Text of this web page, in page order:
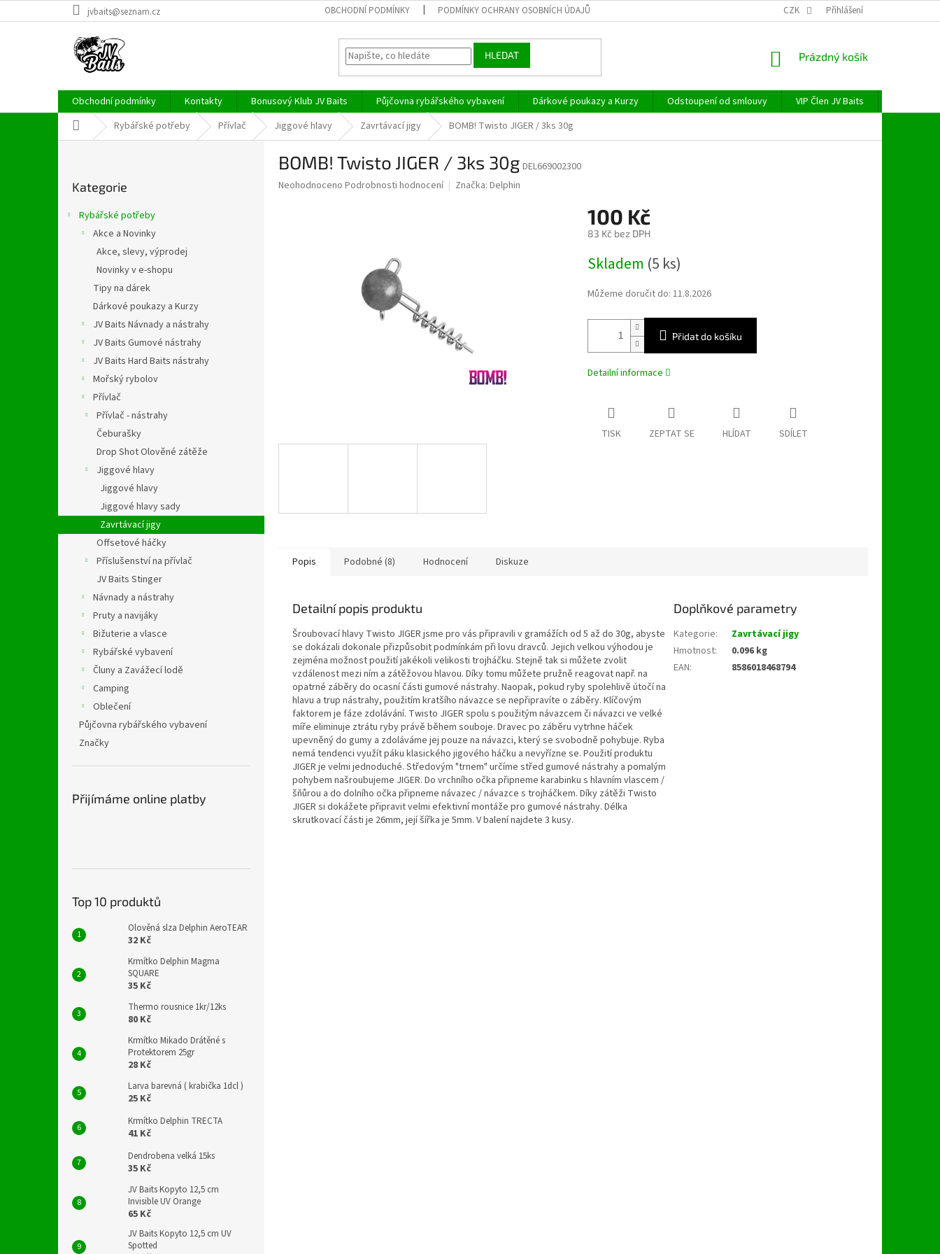
na
jvbaits@seznam.cz OBCHODNÍ PODMÍNKY PODMÍNKY OCHRANY OSOBNÍCH ÚDAJŮ CZK Přihlášení
HLEDAT
NÁKUPNÍ
Prázdný košík
Obchodní podmínky Kontakty Bonusový Klub JV Baits Půjčovna rybářského vybavení Dárkové poukazy a Kurzy Odstoupení od smlouvy VIP Člen JV Baits
Domů Rybářské potřeby Přívlač Jiggové hlavy Zavrtávací jigy BOMB! Twisto JIGER / 3ks 30g
kategorie
Kategorie
Rybářské potřeby
Akce a Novinky
Akce, slevy, výprodej
Novinky v e-shopu
Tipy na dárek
Dárkové poukazy a Kurzy
JV Baits Návnady a nástrahy
JV Baits Gumové nástrahy
JV Baits Hard Baits nástrahy
Mořský rybolov
Přívlač
Přívlač - nástrahy
Čeburašky
Drop Shot Olověné zátěže
Jiggové hlavy
Jiggové hlavy
Jiggové hlavy sady
Zavrtávací jigy
Offsetové háčky
Příslušenství na přívlač
JV Baits Stinger
Návnady a nástrahy
Pruty a navijáky
Bižuterie a vlasce
Rybářské vybavení
Čluny a Zavážecí lodě
Camping
Oblečení
Půjčovna rybářského vybavení
Značky
Přijímáme online platby
Top 10 produktů
Olověná slza Delphin AeroTEAR
32 Kč
Krmítko Delphin Magma
SQUARE
35 Kč
Thermo rousnice 1kr/12ks
80 Kč
Krmítko Mikado Drátěné s
Protektorem 25gr
28 Kč
Larva barevná ( krabička 1dcl )
25 Kč
Krmítko Delphin TRECTA
41 Kč
Dendrobena velká 15ks
35 Kč
JV Baits Kopyto 12,5 cm
Invisible UV Orange
65 Kč
JV Baits Kopyto 12,5 cm UV
Spotted
BOMB! Twisto JIGER / 3ks 30g DEL669002300
Průměrné
Neohodnoceno Podrobnosti hodnocení Značka: Delphin
100 Kč
83 Kč bez DPH
cena:
Skladem (5 ks)
Můžeme doručit do: 11.8.2026
Přidat do košíku
Detailní informace
TISK ZEPTAT SE HLÍDAT SDÍLET
Popis Podobné (8) Hodnocení Diskuze
Detailní popis produktu
Šroubovací hlavy Twisto JIGER jsme pro vás připravili v gramážích od 5 až do 30g, abyste
se dokázali dokonale přizpůsobit podmínkám při lovu dravců. Jejich velkou výhodou je
zejména možnost použití jakékoli velikosti trojháčku. Stejně tak si můžete zvolit
vzdálenost mezi ním a zátěžovou hlavou. Díky tomu můžete pružně reagovat např. na
opatrné záběry do ocasní části gumové nástrahy. Naopak, pokud ryby spolehlivě útočí na
hlavu a trup nástrahy, použitím kratšího návazce se nepřipravíte o záběry. Klíčovým
faktorem je fáze zdolávání. Twisto JIGER spolu s použitým návazcem či návazci ve velké
míře eliminuje ztrátu ryby právě během souboje. Dravec po záběru vytrhne háček
upevněný do gumy a zdoláváme jej pouze na návazci, který se svobodně pohybuje. Ryba
nemá tendenci využít páku klasického jigového háčku a nevyřízne se. Použití produktu
JIGER je velmi jednoduché. Středovým "trnem" určíme střed gumové nástrahy a pomalým
pohybem našroubujeme JIGER. Do vrchního očka připneme karabinku s hlavním vlascem /
šňůrou a do dolního očka připneme návazec / návazce s trojháčkem. Díky zátěži Twisto
JIGER si dokážete připravit velmi efektivní montáže pro gumové nástrahy. Délka
skrutkovací části je 26mm, její šířka je 5mm. V balení najdete 3 kusy.
Doplňkové parametry
Kategorie:
Zavrtávací jigy
Hmotnost:
0.096 kg
EAN: 8586018468794